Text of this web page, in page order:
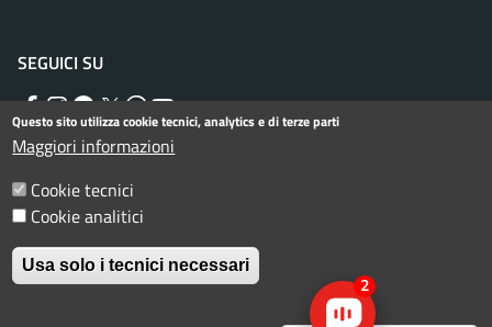
SEGUICI SU
Facebook
Instagram
Telegram
TwitterWhatsApp
YouTube
Menu piè di pagina
Informativa privacy
Dichiarazione di accessibilità
© Comune di Rimini. Tutti i diritti riservati.
Questo sito utilizza cookie tecnici, analytics e di terze parti
Maggiori informazioni
Cookie tecnici
Cookie analitici
Usa solo i tecnici necessari
2